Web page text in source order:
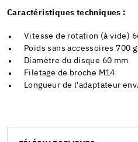
Caractéristiques techniques :
Vitesse de rotation (à vide)
Poids sans accessoires 700 g
Diamètre du disque 60 mm
Filetage de broche M14
Longueur de l'adaptateur